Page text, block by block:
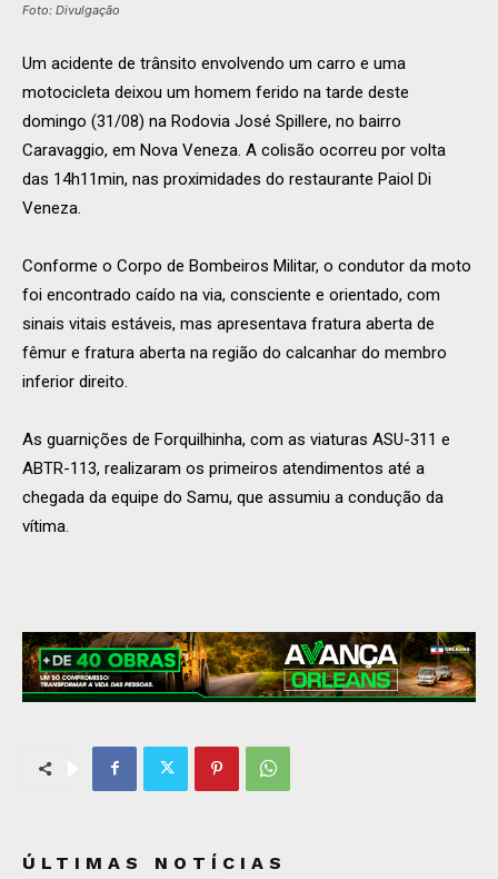
Foto: Divulgação
Um acidente de trânsito envolvendo um carro e uma
motocicleta deixou um homem ferido na tarde deste
domingo (31/08) na Rodovia José Spillere, no bairro
Caravaggio, em Nova Veneza. A colisão ocorreu por volta
das 14h11min, nas proximidades do restaurante Paiol Di
Veneza.
Conforme o Corpo de Bombeiros Militar, o condutor da moto
foi encontrado caído na via, consciente e orientado, com
sinais vitais estáveis, mas apresentava fratura aberta de
fêmur e fratura aberta na região do calcanhar do membro
inferior direito.
As guarnições de Forquilhinha, com as viaturas ASU-311 e
ABTR-113, realizaram os primeiros atendimentos até a
chegada da equipe do Samu, que assumiu a condução da
vítima.
ÚLTIMAS NOTÍCIAS